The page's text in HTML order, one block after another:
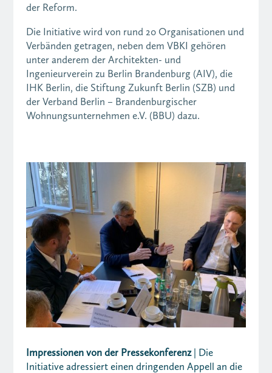
der Reform.
Die Initiative wird von rund 20 Organisationen und
Verbänden getragen, neben dem VBKI gehören
unter anderem der Architekten- und
Ingenieurverein zu Berlin Brandenburg (AIV), die
IHK Berlin, die Stiftung Zukunft Berlin (SZB) und
der Verband Berlin – Brandenburgischer
Wohnungsunternehmen e.V. (BBU) dazu.
Impressionen von der Pressekonferenz| Die
Initiative adressiert einen dringenden Appell an die